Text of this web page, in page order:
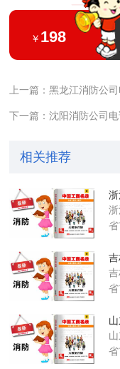
￥ 198
上一篇：黑龙江消防公
下一篇：沈阳消防公司
相关推荐
省
省
省